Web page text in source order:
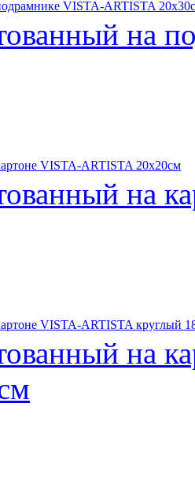
на
на
на